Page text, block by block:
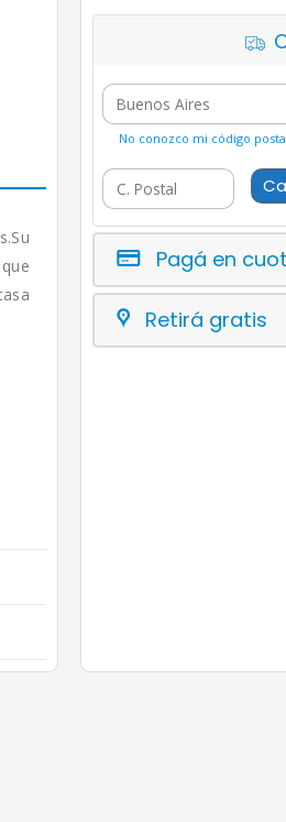
No conozco mi código
Pagá en
Retirá gratis